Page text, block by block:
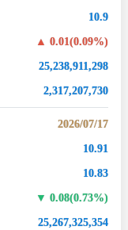
10.9
0.01(0.09%)
25,238,911,298
2,317,207,730
2026/07/17
10.91
10.83
0.08(0.73%)
25,267,325,354